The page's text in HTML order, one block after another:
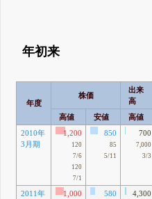
年初来
年度
株価
出来
高
高値 安値 高値
2010年
3月期
1,200
120
7/6
120
7/1
850
85
5/11
700
7,000
3/3
2011年
1,000 580 4,300